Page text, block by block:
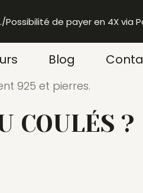
de payer en 4X via
Blog
COULÉS ?